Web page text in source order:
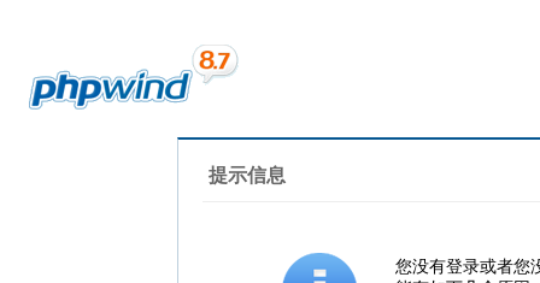
提示信息
您没有登录或者您